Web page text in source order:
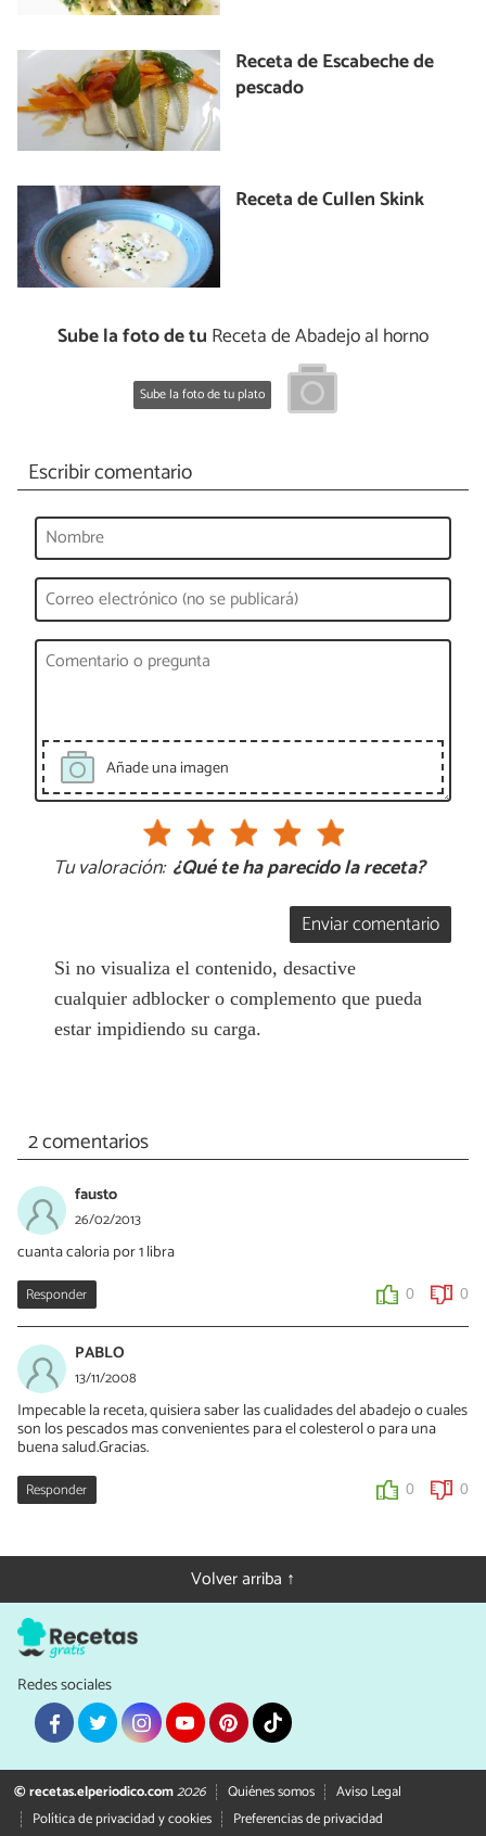
Receta de Escabeche de
pescado
Receta de Cullen Skink
Sube la foto de tu Receta de Abadejo al horno
Sube la foto de tu plato
Escribir comentario
Añade una imagen
Tu valoración: ¿Qué te ha parecido la receta?
Enviar comentario
Si no visualiza el contenido, desactive
cualquier adblocker o complemento que pueda
estar impidiendo su carga.
2 comentarios
fausto
26/02/2013
cuanta caloria por 1 libra
Responder 0 0
PABLO
13/11/2008
Impecable la receta, quisiera saber las cualidades del abadejo o cuales
son los pescados mas convenientes para el colesterol o para una
buena salud.Gracias.
Responder 0 0
Volver arriba ↑
Redes sociales
© recetas.elperiodico.com2026 Quiénes somos
Aviso Legal
Política de privacidad y cookies
Preferencias de privacidad